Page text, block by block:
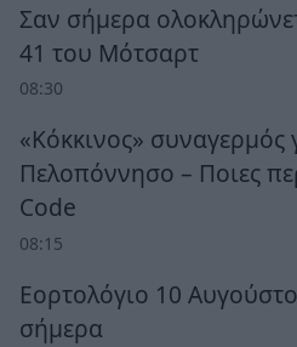
Σαν σήμερα
41 του Μότσαρτ
08:30
«Κόκκινος» συναγερμός
Πελοπόννησο – Ποιες
Code
08:15
Εορτολόγιο 10
σήμερα